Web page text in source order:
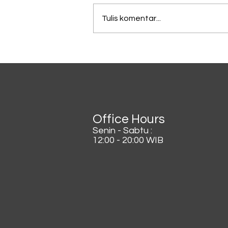
Dicampur Irisan Daun
Tulis komentar...
Office Hours
Senin - Sabtu :
12:00 - 20:00 WIB